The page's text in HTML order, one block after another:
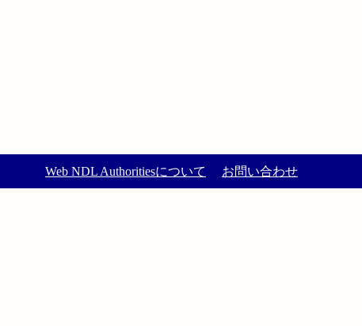
Web NDL Authoritiesについて お問い合わせ